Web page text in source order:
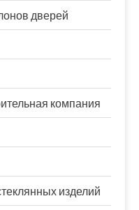
дверей
компания
изделий